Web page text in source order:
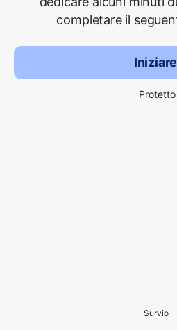
completare il
Iniziare
Protetto
Survio